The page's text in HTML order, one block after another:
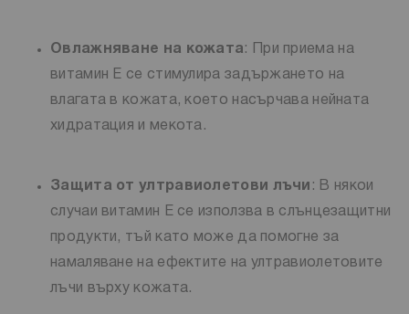
Овлажняване на кожата : При приема на
витамин Е се стимулира задържането на
влагата в кожата, което насърчава нейната
хидратация и мекота.
Защита от ултравиолетови лъчи : В някои
случаи витамин Е се използва в слънцезащитни
продукти, тъй като може да помогне за
намаляване на ефектите на ултравиолетовите
лъчи върху кожата.